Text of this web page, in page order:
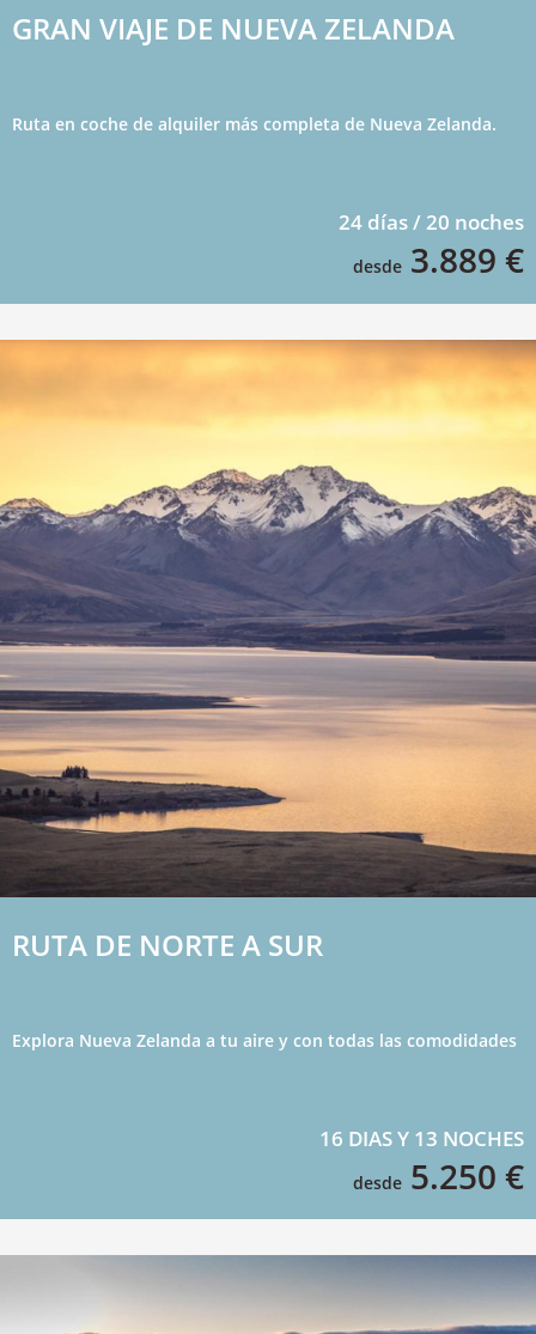
GRAN VIAJE DE NUEVA ZELANDA
Ruta en coche de alquiler más completa de Nueva Zelanda.
24 días / 20 noches
desde 3.889 €
RUTA DE NORTE A SUR
Explora Nueva Zelanda a tu aire y con todas las comodidades
16 DIAS Y 13 NOCHES
desde 5.250 €